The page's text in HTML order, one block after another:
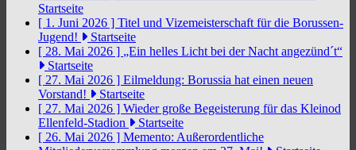
Startseite
[ 1. Juni 2026 ] Titel und Vizemeisterschaft für die Borussen-
Jugend!
Startseite
[ 28. Mai 2026 ] „Ein helles Licht bei der Nacht angezünd´t“
Startseite
[ 27. Mai 2026 ] Eilmeldung: Borussia hat einen neuen
Vorstand!
Startseite
[ 27. Mai 2026 ] Wieder große Begeisterung für das Kleinod
Ellenfeld-Stadion
Startseite
[ 26. Mai 2026 ] Memento: Außerordentliche